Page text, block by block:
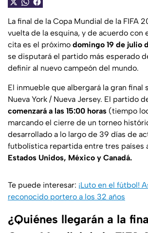
La final de la Copa Mundial de la FIFA
vuelta de la esquina, y de acuerdo con
cita es el próximo domingo 19 de julio
se disputará el partido más esperado
definir al nuevo campeón del mundo.
El inmueble que albergará la gran final
Nueva York / Nueva Jersey. El partido
comenzará a las 15:00 horas (tiempo
marcando el cierre de un torneo
desarrollado a lo largo de 39 días de
futbolística repartida entre tres países
Estados Unidos, México y Canadá.
Te puede interesar: ¡Luto en el fútbol!
reconocido portero a los 32 años
¿Quiénes llegarán a la